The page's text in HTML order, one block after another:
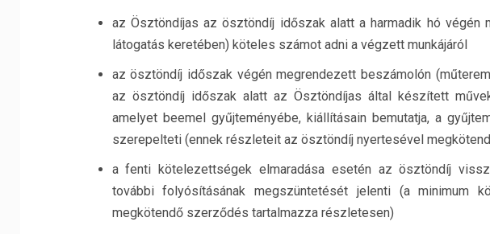
az Ösztöndíjas az ösztöndíj időszak alatt a harmadik hó végén
látogatás keretében) köteles számot adni a végzett munkájáról
az ösztöndíj időszak végén megrendezett beszámolón
az ösztöndíj időszak alatt az Ösztöndíjas által készített
amelyet beemel gyűjteményébe, kiállításain bemutatja, a
szerepelteti (ennek részleteit az ösztöndíj nyertesével
a fenti kötelezettségek elmaradása esetén az ösztöndíj
további folyósításának megszüntetését jelenti (a minimum
megkötendő szerződés tartalmazza részletesen)